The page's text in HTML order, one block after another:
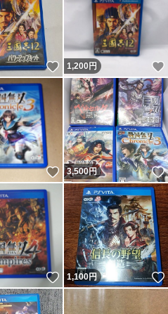
いいね！
1,200 円
いいね！
3,500円
いいね！
1,100円